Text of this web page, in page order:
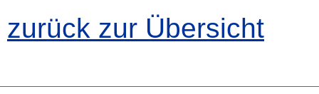
zurück zur Übersicht